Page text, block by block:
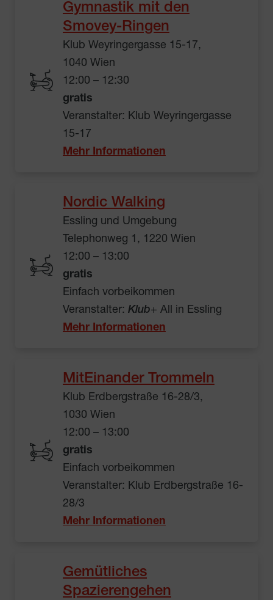
Gymnastik mit den
Smovey-Ringen
Klub Weyringergasse 15-17,
1040 Wien
12:00 – 12:30
gratis
Veranstalter: Klub Weyringergasse
15-17
Mehr Informationen
Nordic Walking
Essling und Umgebung
Telephonweg 1, 1220 Wien
12:00 – 13:00
gratis
Einfach vorbeikommen
Veranstalter: Klub+ All in Essling
Mehr Informationen
MitEinander Trommeln
Klub Erdbergstraße 16-28/3,
1030 Wien
12:00 – 13:00
gratis
Einfach vorbeikommen
Veranstalter: Klub Erdbergstraße 16-
28/3
Mehr Informationen
Gemütliches
Spazierengehen